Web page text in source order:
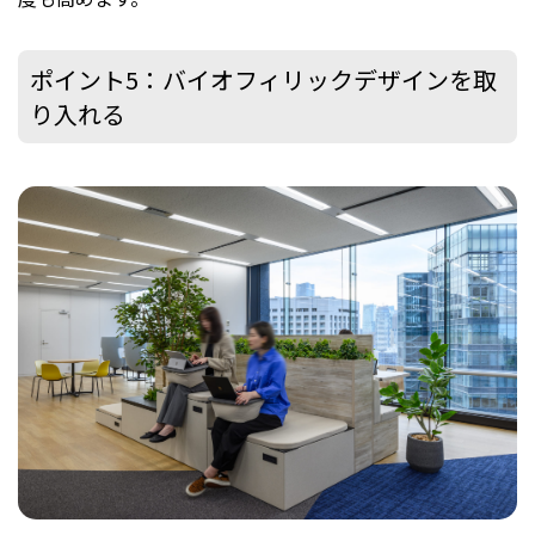
ポイント5：バイオフィリックデザインを取
り入れる